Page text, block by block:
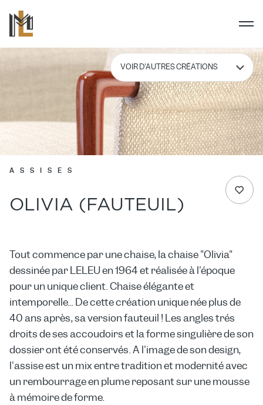
ASSISES
OLIVIA (FAUTEUIL)
Tout commence par une chaise, la chaise "Olivia"
dessinée par LELEU en 1964 et réalisée à l'époque
pour un unique client. Chaise élégante et
intemporelle... De cette création unique née plus de
40 ans après, sa version fauteuil ! Les angles trés
droits de ses accoudoirs et la forme singulière de son
dossier ont été conservés. A l'image de son design,
l'assise est un mix entre tradition et modernité avec
un rembourrage en plume reposant sur une mousse
à mémoire de forme.